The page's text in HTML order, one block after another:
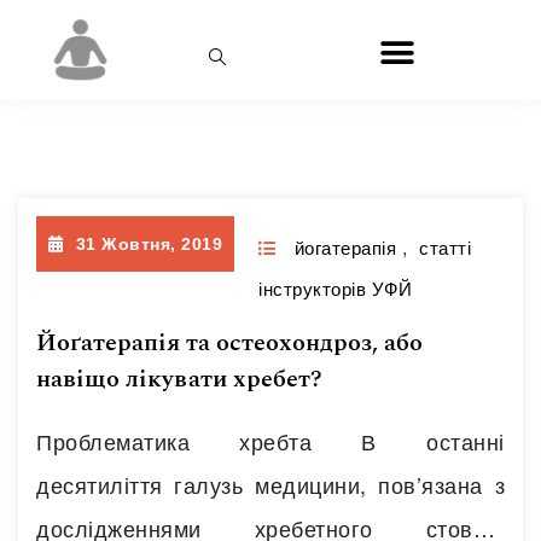
31 Жовтня, 2019 йогатерапія ,
статті
інструкторів УФЙ
Йоґатерапія та остеохондроз, або
навіщо лікувати хребет?
Проблематика хребта В останні
десятиліття галузь медицини, пов’язана з
дослідженнями хребетного стовпа,